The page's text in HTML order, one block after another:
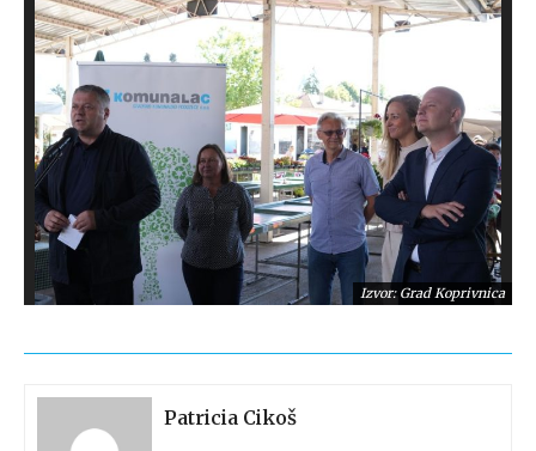
Izvor: Grad Koprivnica
Patricia Cikoš